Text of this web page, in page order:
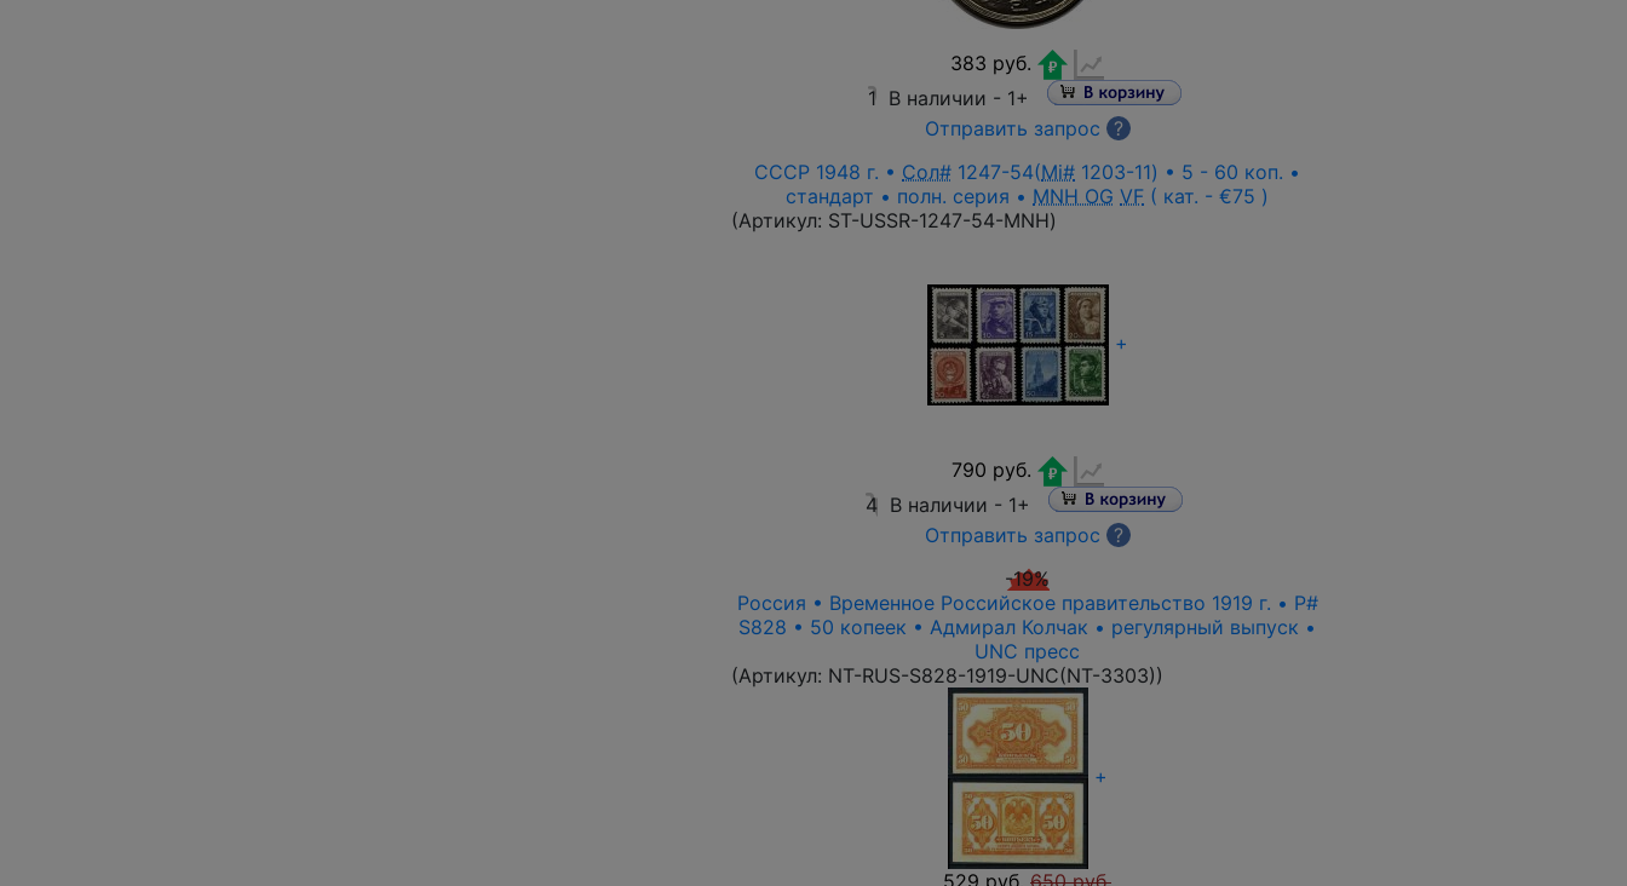
383 руб.
1 В наличии - 1+
Отправить запрос
?
СССР 1948 г. • Сол# 1247-54(Mi# 1203-11) • 5 - 60 коп. •
стандарт • полн. серия • MNH OG VF ( кат. - €75 )
(Артикул: ST-USSR-1247-54-MNH)
+
790 руб.
4 В наличии - 1+
Отправить запрос
?
-19%
Россия • Временное Российское правительство 1919 г. • P#
S828 • 50 копеек • Адмирал Колчак • регулярный выпуск •
UNC пресс
(Артикул: NT-RUS-S828-1919-UNC(NT-3303))
+
529 руб. 650 руб.